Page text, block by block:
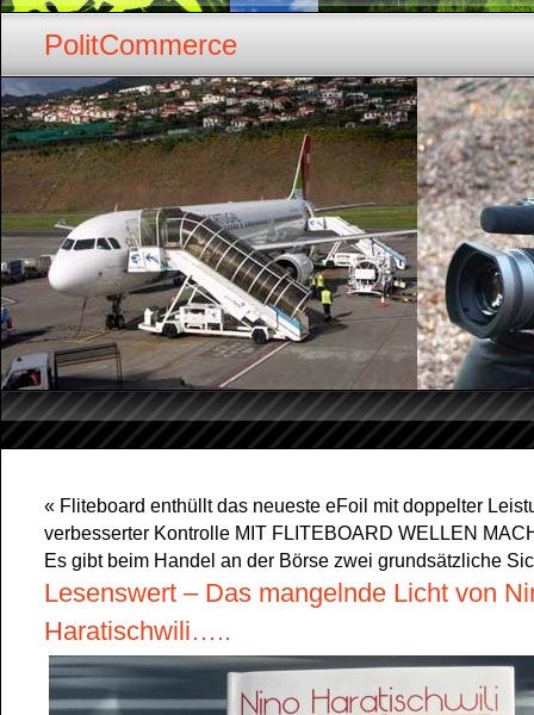
PolitCommerce
« Fliteboard enthüllt das neueste eFoil mit doppelter
verbesserter Kontrolle MIT FLITEBOARD WELLEN
Es gibt beim Handel an der Börse zwei grundsätzliche
Lesenswert – Das mangelnde Licht von
Haratischwili…..